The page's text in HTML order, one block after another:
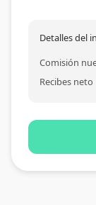
Detalles del
Comisión
Recibes neto